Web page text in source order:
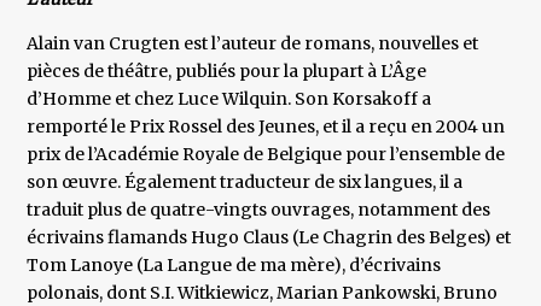
Alain van Crugten est l’auteur de romans, nouvelles et
pièces de théâtre, publiés pour la plupart à L’Âge
d’Homme et chez Luce Wilquin. Son Korsakoff a
remporté le Prix Rossel des Jeunes, et il a reçu en 2004 un
prix de l’Académie Royale de Belgique pour l’ensemble de
son œuvre. Également traducteur de six langues, il a
traduit plus de quatre-vingts ouvrages, notamment des
écrivains flamands Hugo Claus (Le Chagrin des Belges) et
Tom Lanoye (La Langue de ma mère), d’écrivains
polonais, dont S.I. Witkiewicz, Marian Pankowski, Bruno